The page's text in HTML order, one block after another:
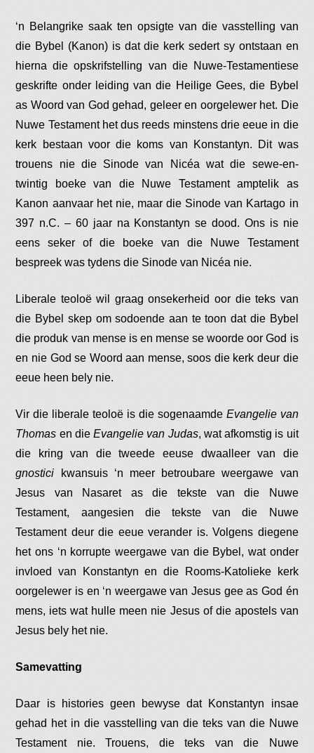
‘n Belangrike saak ten opsigte van die vasstelling van
die Bybel (Kanon) is dat die kerk sedert sy ontstaan en
hierna die opskrifstelling van die Nuwe-Testamentiese
geskrifte onder leiding van die Heilige Gees, die Bybel
as Woord van God gehad, geleer en oorgelewer het. Die
Nuwe Testament het dus reeds minstens drie eeue in die
kerk bestaan voor die koms van Konstantyn. Dit was
trouens nie die Sinode van Nicéa wat die sewe-en-
twintig boeke van die Nuwe Testament amptelik as
Kanon aanvaar het nie, maar die Sinode van Kartago in
397 n.C. – 60 jaar na Konstantyn se dood. Ons is nie
eens seker of die boeke van die Nuwe Testament
bespreek was tydens die Sinode van Nicéa nie.
Liberale teoloë wil graag onsekerheid oor die teks van
die Bybel skep om sodoende aan te toon dat die Bybel
die produk van mense is en mense se woorde oor God is
en nie God se Woord aan mense, soos die kerk deur die
eeue heen bely nie.
Vir die liberale teoloë is die sogenaamde Evangelie van
Thomas en dieEvangelie van Judas, wat afkomstig is uit
die kring van die tweede eeuse dwaalleer van die
gnostici
kwansuis ‘n meer betroubare weergawe van
Jesus van Nasaret as die tekste van die Nuwe
Testament, aangesien die tekste van die Nuwe
Testament deur die eeue verander is. Volgens diegene
het ons ‘n korrupte weergawe van die Bybel, wat onder
invloed van Konstantyn en die Rooms-Katolieke kerk
oorgelewer is en ‘n weergawe van Jesus gee as God én
mens, iets wat hulle meen nie Jesus of die apostels van
Jesus bely het nie.
Samevatting
Daar is histories geen bewyse dat Konstantyn insae
gehad het in die vasstelling van die teks van die Nuwe
Testament nie. Trouens, die teks van die Nuwe